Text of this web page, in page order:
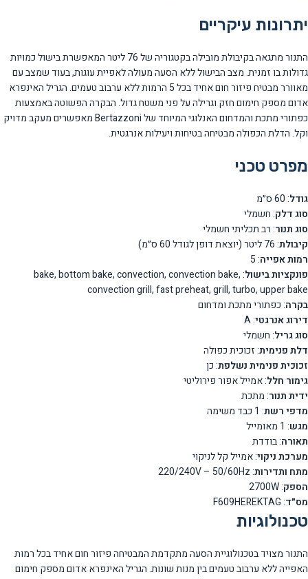
יתרונות עיקריים
התנור מתגאה בקיבולת מובילה בקטגוריה של 76 ליטר המאפשרת בישול כמויות
גדולות בו זמנית. מצב הבישול ללא הסעה מעולה לאפיית עוגות, בעוד שמצב עם
מאוורר מבטיח פיזור חום אחיד בכל 5 הרמות ללא ערבוב טעמים. הגריל האינפרא
אדום מספק חימום חזק וגרילה על פני משטח גדול. הבקרה הפשוטה באמצעות
כפתורי מתכת והמדחום האנלוגי המיוחד של Bertazzoni מאפשרים מעקב מדויק
וקל. הדלת הכפולה מבטיחה בטיחות ויעילות אנרגטית.
מפרט טכני
גודל: 60 ס״מ
סוג דלק: חשמלי
סוג תנור: רב תכליתי חשמלי
קיבולת: 76 ליטר (יוצאת דופן לגודל 60 ס״מ)
רמות אפייה: 5
פונקציות בישול : bake, bottom bake, convection, convection bake,
convection grill, fast preheat, grill, turbo, upper bake
בקרה: כפתורי מתכת ומדחום
דירוג אנרגטי: A
סוג גריל: חשמלי
דלת פנימית: זכוכית כפולה
זכוכית פנימית נשלפת: כן
גימור חלל: אמייל אפור פירוליטי
ידית תנור: מתכת
מדפי רשת: 1 כבד משימה
מגש: 1 מאומייל
תאורה: בודדת
מערכת ניקוי: אמייל קל לניקוי
מתח ותדירות: 220/240V – 50/60Hz
הספק: 2700W
מס״ד: F609HEREKTAG
טכנולוגיות
התנור מצויד בטכנולוגיית הסעה מתקדמת המבטיחה פיזור חום אחיד בכל רמות
האפייה ללא ערבוב טעמים בין מנות שונות. הגריל האינפרא אדום מספק חימום